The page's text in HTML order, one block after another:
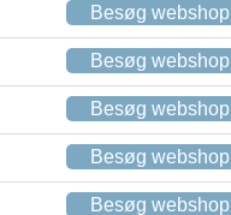
Besøg webshop
Besøg webshop
Besøg webshop
Besøg webshop
Besøg webshop